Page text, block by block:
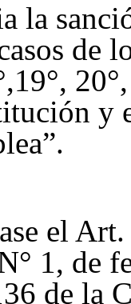
la
de
y
el
1, de
de la